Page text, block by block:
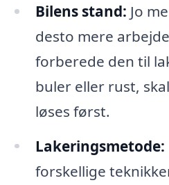
Bilens stand: Jo
desto mere
forberede den til
buler eller rust,
løses først.
Lakeringsmetode:
forskellige